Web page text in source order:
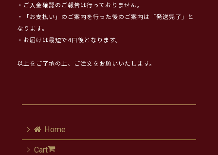
・ご入金確認のご報告は行っておりません。
・「お支払い」のご案内を行った後のご案内は「発送完了」と
なります。
・お届けは最短で4日後となります。
以上をご了承の上、ご注文をお願いいたします。
Home
Cart